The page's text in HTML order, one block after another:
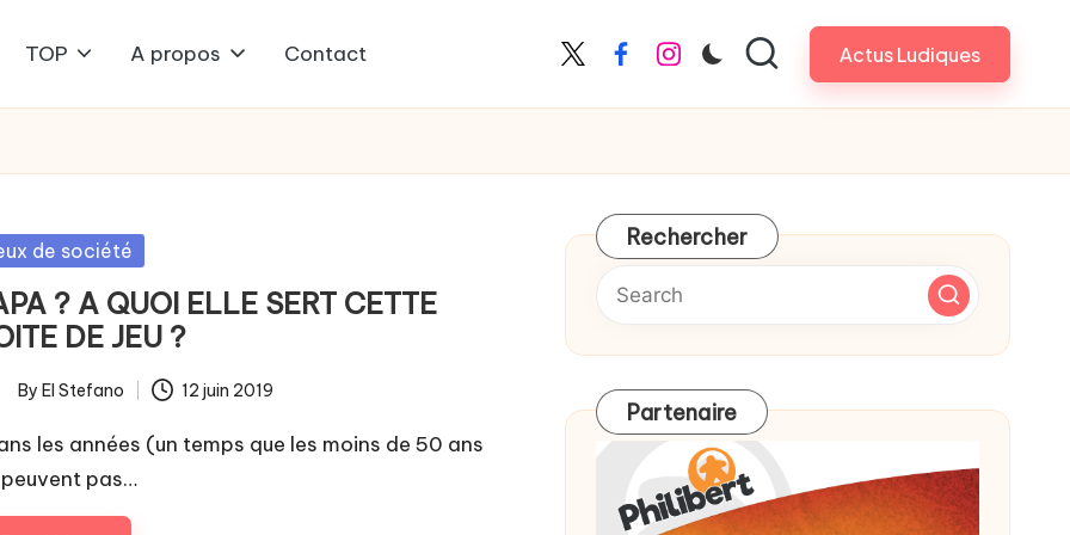
TOP A propos Contact X FacebookInstagram Actus Ludiques
de société
? A QUOI ELLE SERT CETTE
DE JEU ?
By El Stefano 12 juin 2019
les années (un temps que les moins de 50 ans
pas…
Rechercher
Partenaire